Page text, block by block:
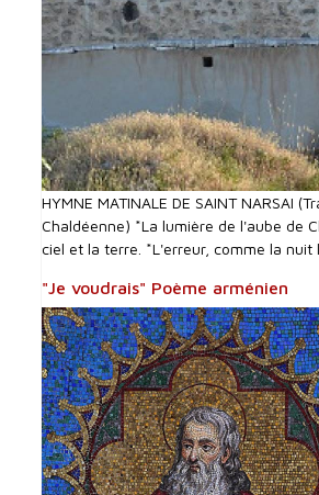
HYMNE MATINALE DE SAINT NARSAI
Chaldéenne) *La lumière de l'aube de
ciel et la terre. *L'erreur, comme la nuit
"Je voudrais" Poème arménien